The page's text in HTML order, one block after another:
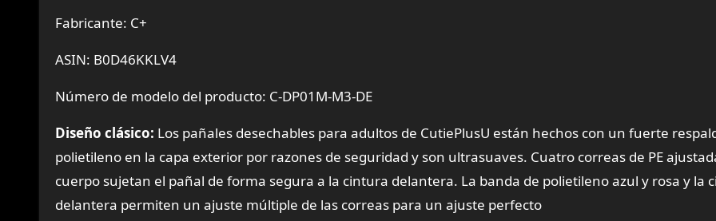
Fabricante: C+
ASIN: B0D46KKLV4
Número de modelo del producto: C-DP01M-M3-DE
Diseño clásico: Los pañales desechables para adultos de CutiePlusU están hechos con un fuerte
polietileno en la capa exterior por razones de seguridad y son ultrasuaves. Cuatro correas de PE
cuerpo sujetan el pañal de forma segura a la cintura delantera. La banda de polietileno azul y rosa y la
delantera permiten un ajuste múltiple de las correas para un ajuste perfecto